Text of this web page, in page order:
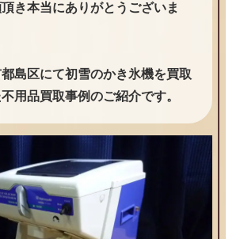
き本当にありがとうございま
島区にて初雪のかき氷機を買取
用品買取事例のご紹介です。